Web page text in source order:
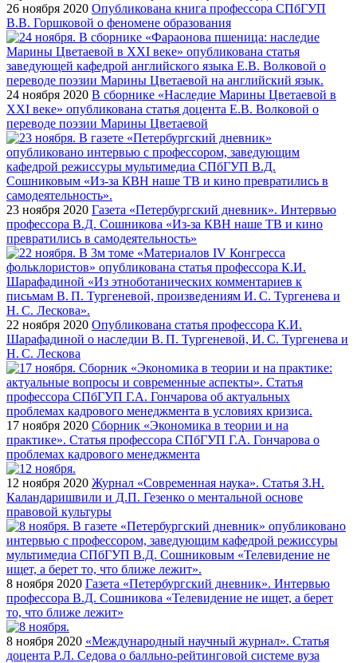
26 ноября 2020 Опубликована книга профессора СПбГУП
В.В. Горшковой о феномене образования
24 ноября 2020 В сборнике «Наследие Марины Цветаевой в
XXI веке» опубликована статья доцента Е.В. Волковой о
переводе поэзии Марины Цветаевой
23 ноября 2020 Газета «Петербургский дневник». Интервью
профессора В.Д. Сошникова «Из-за КВН наше ТВ и кино
превратились в самодеятельность»
22 ноября 2020 Опубликована статья профессора К.И.
Шарафадиной о наследии В. П. Тургеневой, И. С. Тургенева и
Н. С. Лескова
17 ноября 2020 Сборник «Экономика в теории и на
практике». Статья профессора СПбГУП Г.А. Гончарова о
проблемах кадрового менеджмента
12 ноября 2020 Журнал «Современная наука». Статья З.Н.
Каландаришвили и Д.П. Гезенко о ментальной основе
правовой культуры
8 ноября 2020 Газета «Петербургский дневник». Интервью
профессора В.Д. Сошникова «Телевидение не ищет, а берет
то, что ближе лежит»
8 ноября 2020 «Международный научный журнал». Статья
доцента Р.Л. Седова о балльно-рейтинговой системе вуза